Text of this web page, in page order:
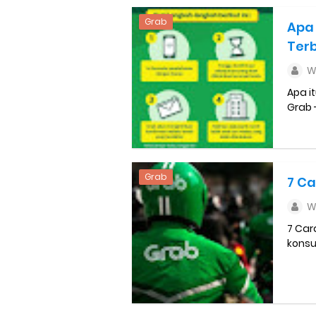
Cara Mudah Melihat Nomor
7 Cara Mudah Top Up Grab
5 Versi Map Paling Gacor Untuk
Penyebab dan Cara
Cara Menghitung
Cara Menggunakan Paket
5 Cara Top Up InDriver dengan
5 Biaya Potongan Shopee
10 Cara Jitu Autobid Untuk
Grab
Apa
Grab
Grab 7
7